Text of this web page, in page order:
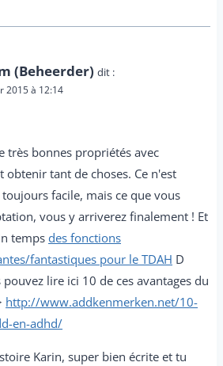
(Beheerder) dit :
2015 à 12:14
très bonnes propriétés avec
obtenir tant de choses. Ce n'est
facile, mais ce que vous
vous y arriverez finalement ! Et
temps des fonctions
fantastiques pour le TDAH D
lire ici 10 de ces avantages du
http://www.addkenmerken.net/10-
en-adhd/
Karin, super bien écrite et tu